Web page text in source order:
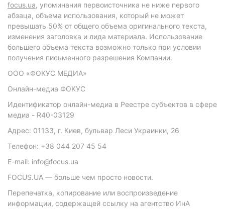
focus.ua, упоминания первоисточника не ниже первого
абзаца, объема использования, который не может
превышать 50% от общего объема оригинального текста,
изменения заголовка и лида материала. Использование
большего объема текста возможно только при условии
получения письменного разрешения Компании.
ООО «ФОКУС МЕДИА»
Онлайн-медиа ФОКУС
Идентификатор онлайн-медиа в Реестре субъектов в сфере
медиа - R40-03129
Адрес: 01133, г. Киев, бульвар Леси Украинки, 26
Телефон: +38 044 207 45 54
E-mail: info@focus.ua
FOCUS.UA — больше чем просто новости.
Перепечатка, копирование или воспроизведение
информации, содержащей ссылку на агентство ИнА